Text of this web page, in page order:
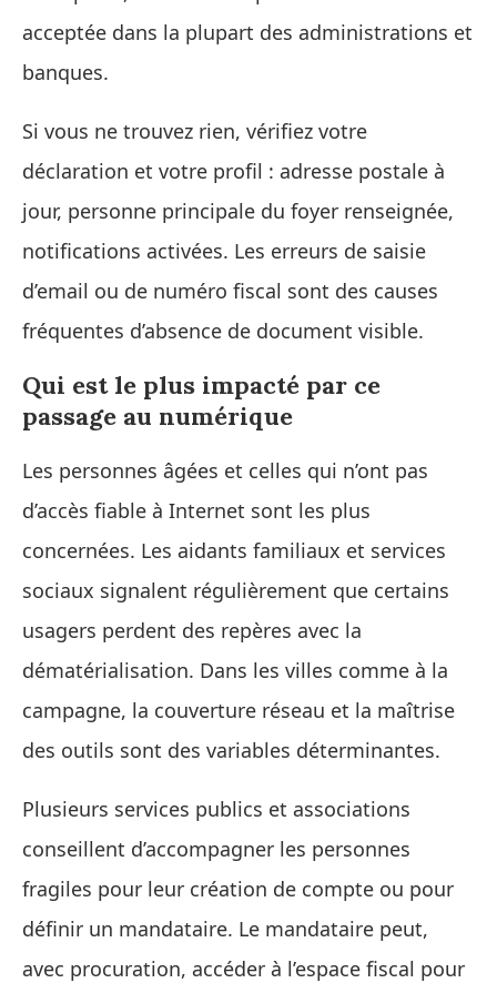
acceptée dans la plupart des administrations et
banques.
Si vous ne trouvez rien, vérifiez votre
déclaration et votre profil : adresse postale à
jour, personne principale du foyer renseignée,
notifications activées. Les erreurs de saisie
d’email ou de numéro fiscal sont des causes
fréquentes d’absence de document visible.
Qui est le plus impacté par ce
passage au numérique
Les personnes âgées et celles qui n’ont pas
d’accès fiable à Internet sont les plus
concernées. Les aidants familiaux et services
sociaux signalent régulièrement que certains
usagers perdent des repères avec la
dématérialisation. Dans les villes comme à la
campagne, la couverture réseau et la maîtrise
des outils sont des variables déterminantes.
Plusieurs services publics et associations
conseillent d’accompagner les personnes
fragiles pour leur création de compte ou pour
définir un mandataire. Le mandataire peut,
avec procuration, accéder à l’espace fiscal pour